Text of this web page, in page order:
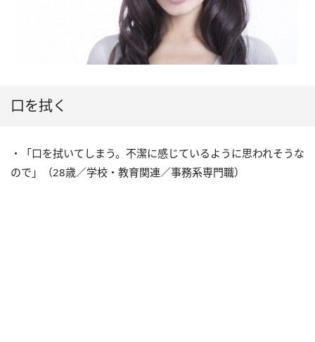
口を拭く
・「口を拭いてしまう。不潔に感じているように思われそうな
ので」（28歳／学校・教育関連／事務系専門職）